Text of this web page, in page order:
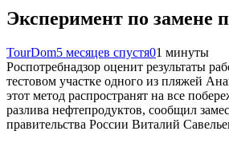
Эксперимент по замене
TourDom5 месяцев спустя01 минуты
Роспотребнадзор оценит результаты
тестовом участке одного из пляжей
этот метод распространят на все
разлива нефтепродуктов, сообщил
правительства России Виталий